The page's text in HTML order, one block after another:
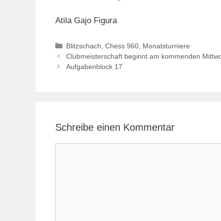
Atila Gajo Figura
Kategorien
Blitzschach Chess 960, Monatsturniere
Clubmeisterschaft beginnt am kommenden
Aufgabenblock 17
Schreibe einen Kommentar